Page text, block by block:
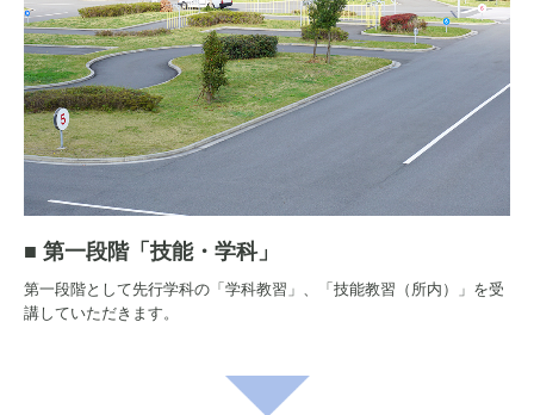
■ 第一段階「 技能・学科」
第一段階として先行学科の「学科教習」、「技能教習（所内）」を受
講していただきます。